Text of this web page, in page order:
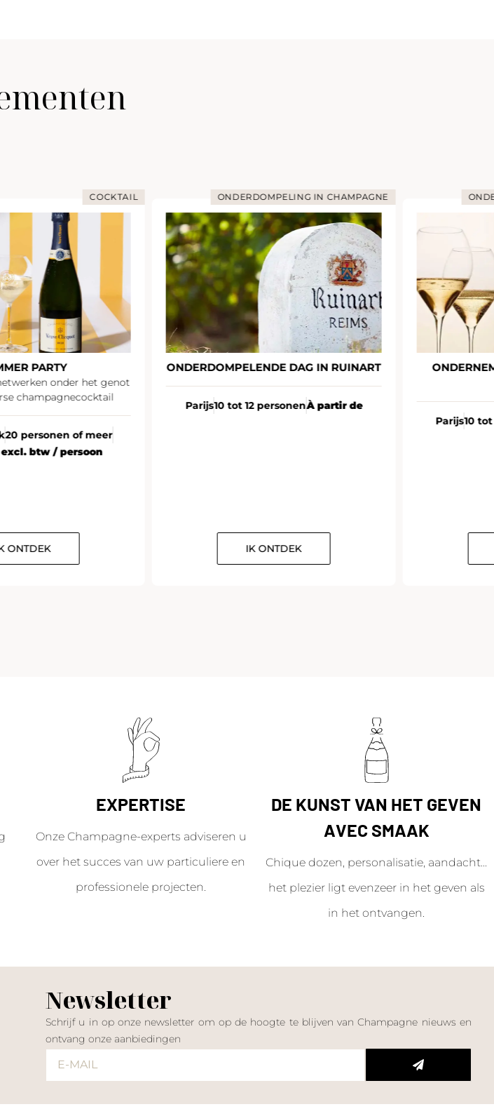
COCKTAIL
PARTY
onder het genot
of meer
btw / persoon
ONDERDOMPELING IN CHAMPAGNE
ONDERDOMPELENDE DAG IN RUINART
Parijs10 tot 12 personenÀ partir de
IK ONTDEK
Parijs10 tot 12
EXPERTISE
Onze Champagne-experts adviseren u
over het succes van uw particuliere en
professionele projecten.
DE KUNST VAN HET GEVEN
AVEC SMAAK
Chique dozen, personalisatie, aandacht...
het plezier ligt evenzeer in het geven als
in het ontvangen.
Newsletter
Schrijf u in op onze newsletter om op de hoogte te blijven van Champagne nieuws en
ontvang onze aanbiedingen